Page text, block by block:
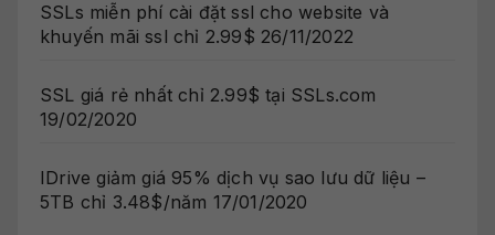
SSLs miễn phí cài đặt ssl cho website và
khuyến mãi ssl chỉ 2.99$ 26/11/2022
SSL giá rẻ nhất chỉ 2.99$ tại SSLs.com
19/02/2020
IDrive giảm giá 95% dịch vụ sao lưu dữ liệu –
5TB chỉ 3.48$/năm 17/01/2020